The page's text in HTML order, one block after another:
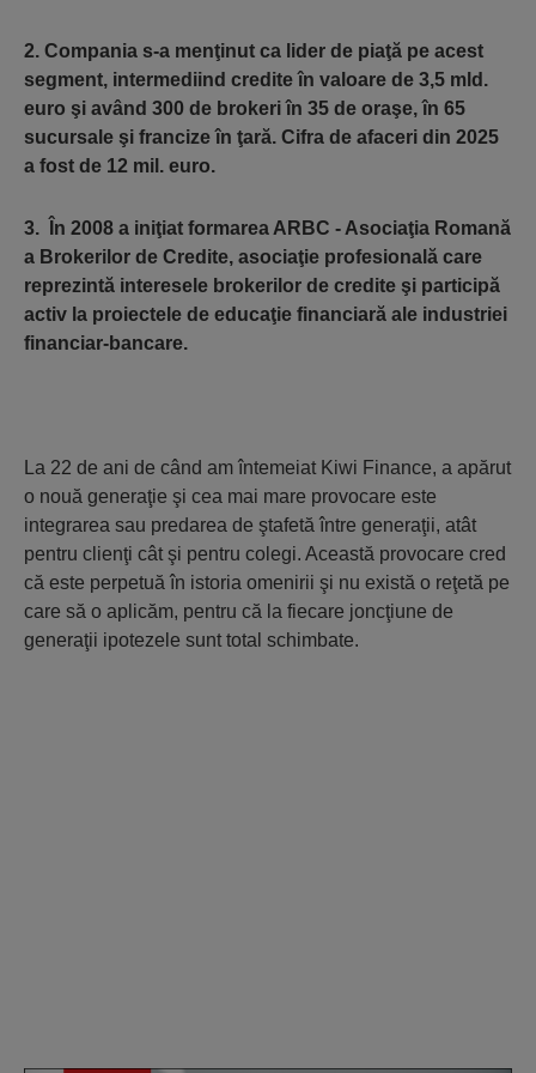
2. Compania s-a menţinut ca lider de piaţă pe acest
segment, intermediind credite în valoare de 3,5 mld.
euro şi având 300 de brokeri în 35 de oraşe, în 65
sucursale şi francize în ţară. Cifra de afaceri din 2025
a fost de 12 mil. euro.
3. În 2008 a iniţiat formarea ARBC - Asociaţia Romană
a Brokerilor de Credite, asociaţie profesională care
reprezintă interesele brokerilor de credite şi participă
activ la proiectele de educaţie financiară ale industriei
financiar-bancare.
La 22 de ani de când am întemeiat Kiwi Finance, a apărut
o nouă generaţie şi cea mai mare provocare este
integrarea sau predarea de ştafetă între generaţii, atât
pentru clienţi cât şi pentru colegi. Această provocare cred
că este perpetuă în istoria omenirii şi nu există o reţetă pe
care să o aplicăm, pentru că la fiecare joncţiune de
generaţii ipotezele sunt total schimbate.